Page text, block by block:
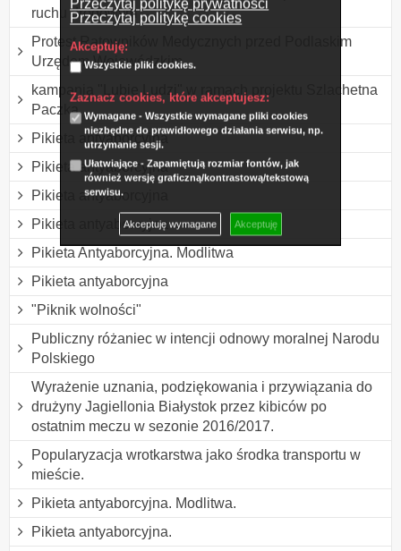
Przeczytaj politykę prywatności
Przeczytaj politykę cookies
Akceptuję:
Wszystkie pliki cookies.
Zaznacz cookies, które akceptujesz:
Wymagane - Wszystkie wymagane pliki cookies
niezbędne do prawidłowego działania serwisu, np.
utrzymanie sesji.
Ułatwiające - Zapamiętują rozmiar fontów, jak
również wersję graficzną/kontrastową/tekstową
serwisu.
Akceptuję wymagane Akceptuję
ruchu drogowym
Protest Ratowników Medycznych przed Podlaskim
Urzędem Wojewódzkim
kampania "Lubię Ludzi" w ramach projektu Szlachetna
Paczka
Pikieta antyaborcyjna
Pikieta antyaborcyjna
Pikieta antyaborcyjna
Pikieta antyaborcyjna
Pikieta Antyaborcyjna. Modlitwa
Pikieta antyaborcyjna
"Piknik wolności"
Publiczny różaniec w intencji odnowy moralnej Narodu
Polskiego
Wyrażenie uznania, podziękowania i przywiązania do
drużyny Jagiellonia Białystok przez kibiców po
ostatnim meczu w sezonie 2016/2017.
Popularyzacja wrotkarstwa jako środka transportu w
mieście.
Pikieta antyaborcyjna. Modlitwa.
Pikieta antyaborcyjna.